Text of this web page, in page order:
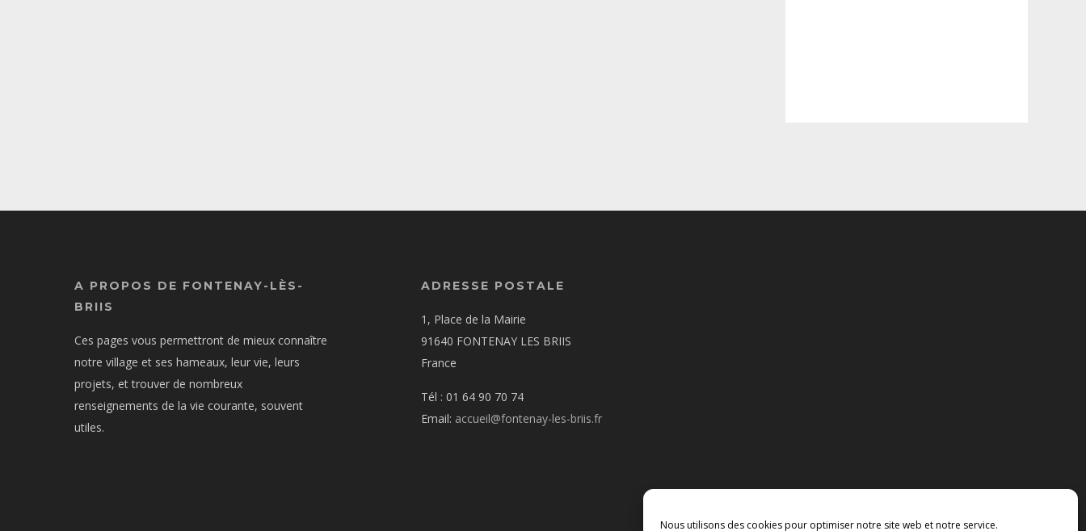
Nous utilisons des cookies pour optimiser notre site web et notre service.
A PROPOS DE FONTENAY-LÈS-
BRIIS
Ces pages vous permettront de mieux connaître
notre village et ses hameaux, leur vie, leurs
projets, et trouver de nombreux
renseignements de la vie courante, souvent
utiles.
ADRESSE POSTALE
1, Place de la Mairie
91640 FONTENAY LES BRIIS
France
Tél : 01 64 90 70 74
Email: accueil@fontenay-les-briis.fr